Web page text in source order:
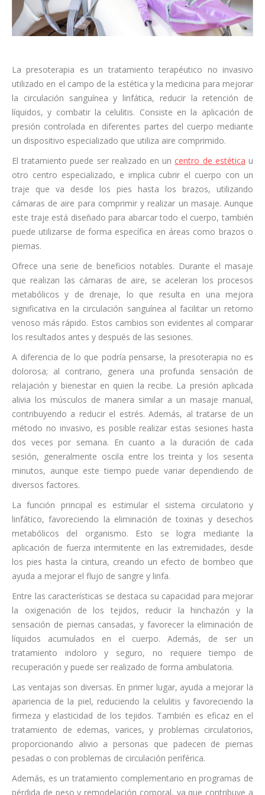
La presoterapia es un tratamiento terapéutico no invasivo
utilizado en el campo de la estética y la medicina para mejorar
la circulación sanguínea y linfática, reducir la retención de
líquidos, y combatir la celulitis. Consiste en la aplicación de
presión controlada en diferentes partes del cuerpo mediante
un dispositivo especializado que utiliza aire comprimido.
El tratamiento puede ser realizado en uncentro de estética u
otro centro especializado, e implica cubrir el cuerpo con un
traje que va desde los pies hasta los brazos, utilizando
cámaras de aire para comprimir y realizar un masaje. Aunque
este traje está diseñado para abarcar todo el cuerpo, también
puede utilizarse de forma específica en áreas como brazos o
piernas.
Ofrece una serie de beneficios notables. Durante el masaje
que realizan las cámaras de aire, se aceleran los procesos
metabólicos y de drenaje, lo que resulta en una mejora
significativa en la circulación sanguínea al facilitar un retorno
venoso más rápido. Estos cambios son evidentes al comparar
los resultados antes y después de las sesiones.
A diferencia de lo que podría pensarse, la presoterapia no es
dolorosa; al contrario, genera una profunda sensación de
relajación y bienestar en quien la recibe. La presión aplicada
alivia los músculos de manera similar a un masaje manual,
contribuyendo a reducir el estrés. Además, al tratarse de un
método no invasivo, es posible realizar estas sesiones hasta
dos veces por semana. En cuanto a la duración de cada
sesión, generalmente oscila entre los treinta y los sesenta
minutos, aunque este tiempo puede variar dependiendo de
diversos factores.
La función principal es estimular el sistema circulatorio y
linfático, favoreciendo la eliminación de toxinas y desechos
metabólicos del organismo. Esto se logra mediante la
aplicación de fuerza intermitente en las extremidades, desde
los pies hasta la cintura, creando un efecto de bombeo que
ayuda a mejorar el flujo de sangre y linfa.
Entre las características se destaca su capacidad para mejorar
la oxigenación de los tejidos, reducir la hinchazón y la
sensación de piernas cansadas, y favorecer la eliminación de
líquidos acumulados en el cuerpo. Además, de ser un
tratamiento indoloro y seguro, no requiere tiempo de
recuperación y puede ser realizado de forma ambulatoria.
Las ventajas son diversas. En primer lugar, ayuda a mejorar la
apariencia de la piel, reduciendo la celulitis y favoreciendo la
firmeza y elasticidad de los tejidos. También es eficaz en el
tratamiento de edemas, varices, y problemas circulatorios,
proporcionando alivio a personas que padecen de piernas
pesadas o con problemas de circulación periférica.
Además, es un tratamiento complementario en programas de
pérdida de peso y remodelación corporal, ya que contribuye a